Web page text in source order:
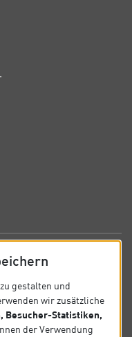
gestalten und
wir zusätzliche
Besucher-Statistiken,
der Verwendung